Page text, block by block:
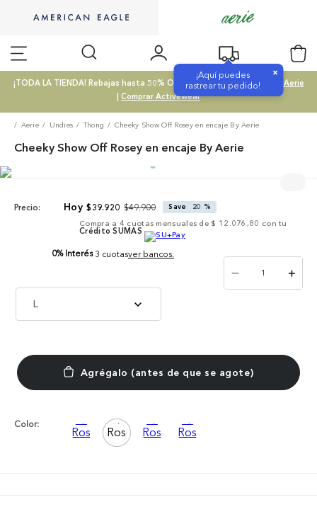
¡Aquí puedes
rastrear tu pedido!
×
¡TODA LA TIENDA! Rebajas hasta 50% OFF |Comprar SALE|Comprar Aerie
| Comprar Activewear
Aerie Undies Thong Cheeky Show Off Rosey en encaje By Aerie
Cheeky Show Off Rosey en encaje By Aerie
Precio: $39.920 $49.900 Save 20 %
Compra a 4 cuotas mensuales de $ 12.076,80 con tu
Crédito SUMAS
0% Interés 3 cuotasver bancos.
L
＋
－
Color: